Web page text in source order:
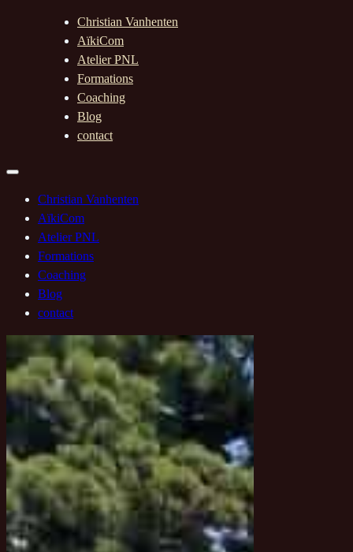
Christian Vanhenten
AïkiCom
Atelier PNL
Formations
Coaching
Blog
contact
Christian Vanhenten
AïkiCom
Atelier PNL
Formations
Coaching
Blog
contact